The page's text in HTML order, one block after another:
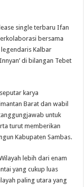
single terbaru Ifan
bersama
Kalbar
di bilangan Tebet
karya
Barat dan wabil
untuk
turut memberikan
Kabupaten Sambas.
lebih dari enam
yang cukup luas
paling utara yang